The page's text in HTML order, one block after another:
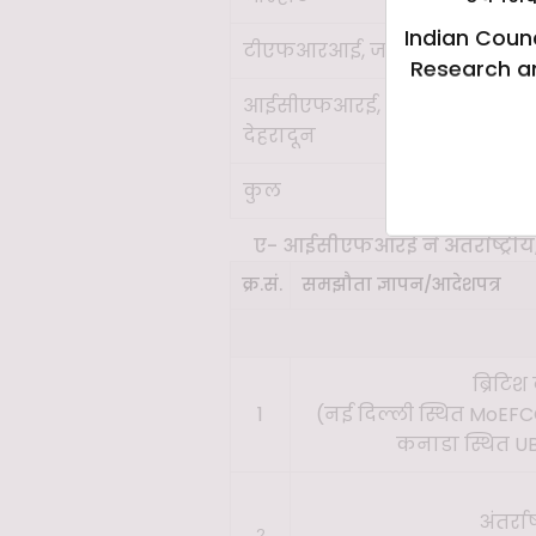
टीएफआरआई, जबलपुर
आईसीएफआरई,
देहरादून
कुल
ए- आईसीएफआरई ने
क्र.सं. समझौता ज्ञापन/आदेशपत्र
1
(नई दिल्ली स्थित
कनाडा स्थित
Indian
Research